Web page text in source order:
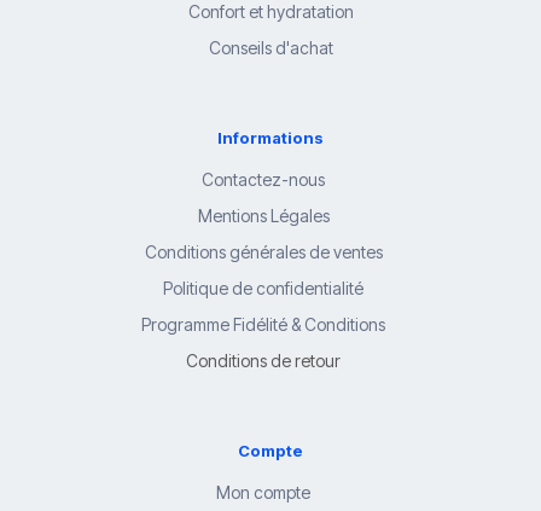
Confort et hydratation
Conseils d'achat
Informations
Contactez-nous
Mentions Légales
Conditions générales de ventes
Politique de confidentialité
Programme Fidélité & Conditions
Conditions de retour
Compte
Mon compte